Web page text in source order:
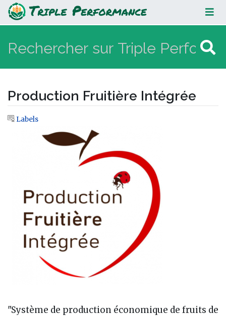
Production Fruitière Intégrée
Production Fruitière Intégrée
Aller à :
Labels
"Système de production économique de fruits de